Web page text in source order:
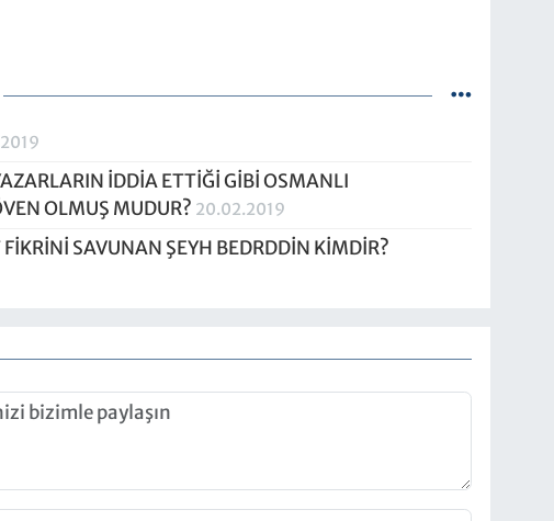
İDDİA ETTİĞİ GİBİ OSMANLI
OLMUŞ MUDUR? 20.02.2019
SAVUNAN ŞEYH BEDRDDİN KİMDİR?